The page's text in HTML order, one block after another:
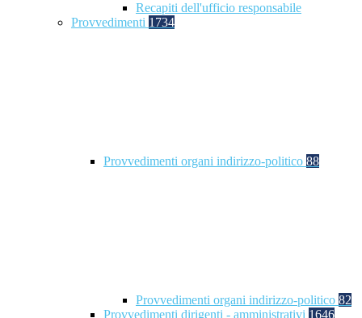
Recapiti dell'ufficio responsabile
Provvedimenti 1734
Provvedimenti organi indirizzo-politico 88
Provvedimenti organi indirizzo-politico 82
Provvedimenti dirigenti - amministrativi 1646